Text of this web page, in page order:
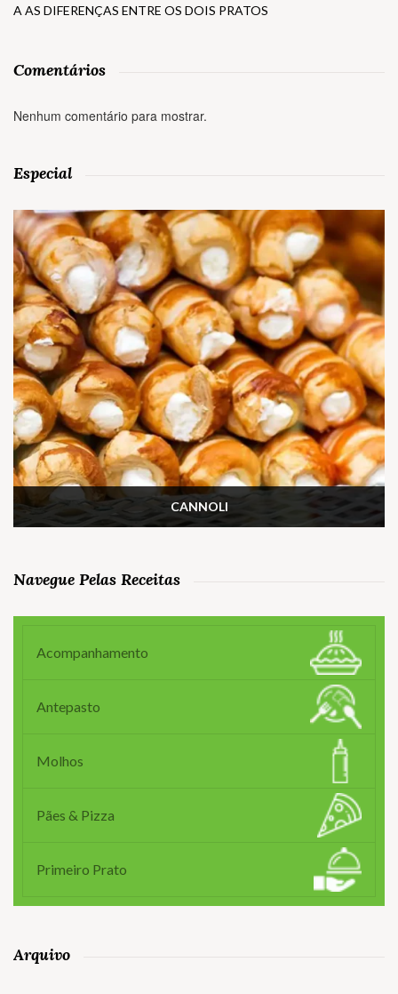
A AS DIFERENÇAS ENTRE OS DOIS PRATOS
Comentários
Nenhum comentário para mostrar.
Especial
CANNOLI
Navegue Pelas Receitas
Acompanhamento
Antepasto
Molhos
Pães & Pizza
Primeiro Prato
Arquivo